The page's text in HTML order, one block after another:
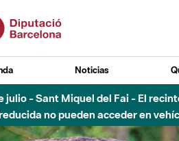
Noticias
julio - Sant Miquel del Fai - El
no pueden acceder en